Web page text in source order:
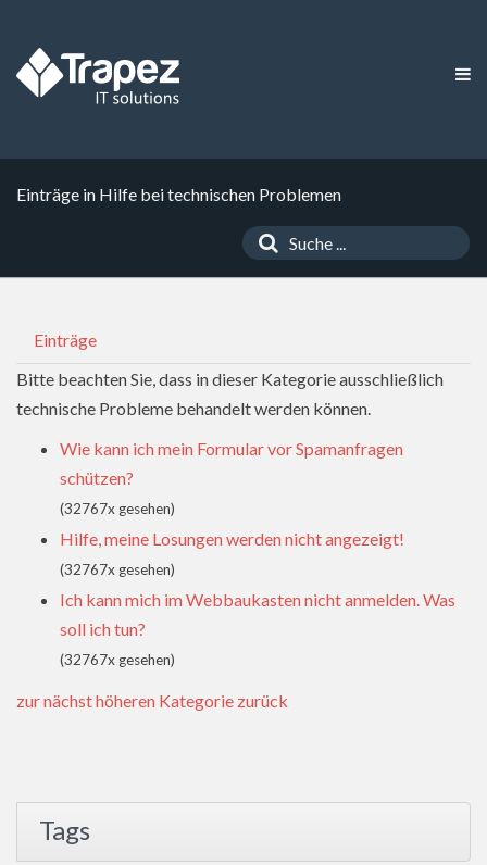
Einträge in Hilfe bei technischen Problemen
Einträge
Bitte beachten Sie, dass in dieser Kategorie ausschließlich
technische Probleme behandelt werden können.
Wie kann ich mein Formular vor Spamanfragen
schützen?
(32767x gesehen)
Hilfe, meine Losungen werden nicht angezeigt!
(32767x gesehen)
Ich kann mich im Webbaukasten nicht anmelden. Was
soll ich tun?
(32767x gesehen)
zur nächst höheren Kategorie zurück
Tags